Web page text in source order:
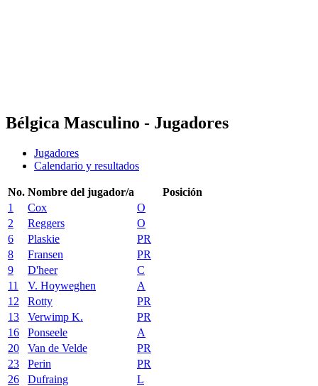
Bélgica Masculino - Jugadores
Jugadores
Calendario y resultados
No. Nombre del jugador/a
Posición
1
Cox
O
2
Reggers
O
6
Plaskie
PR
8
Fransen
PR
9
D'heer
C
11
V. Hoyweghen
A
12
Rotty
PR
13
Verwimp K.
PR
16
Ponseele
A
20
Van de Velde
PR
23
Perin
PR
26
Dufraing
L